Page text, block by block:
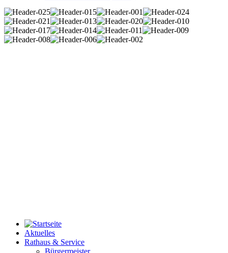
Aktuelles
Rathaus & Service
Bürgermeister